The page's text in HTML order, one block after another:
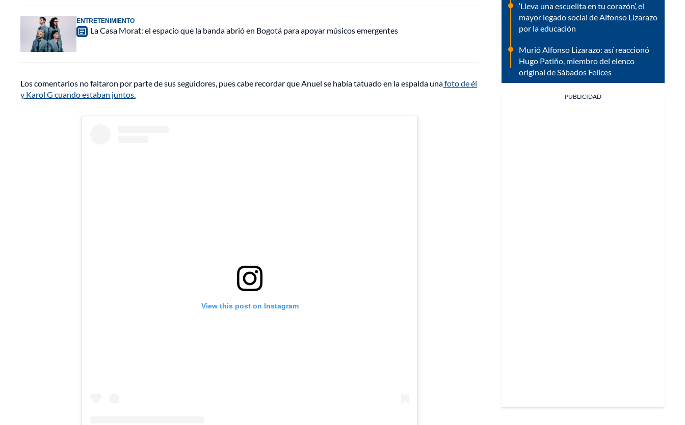
ENTRETENIMIENTO
La Casa Morat: el espacio que la banda abrió en Bogotá para apoyar músicos emergentes
Los comentarios no faltaron por parte de sus seguidores, pues cabe recordar que Anuel se había tatuado en la espalda unafoto de él
y Karol G cuando estaban juntos.
View this post on Instagram
‘Lleva una escuelita en tu corazón’, el
mayor legado social de Alfonso Lizarazo
por la educación
Murió Alfonso Lizarazo: así reaccionó
Hugo Patiño, miembro del elenco
original de Sábados Felices
PUBLICIDAD